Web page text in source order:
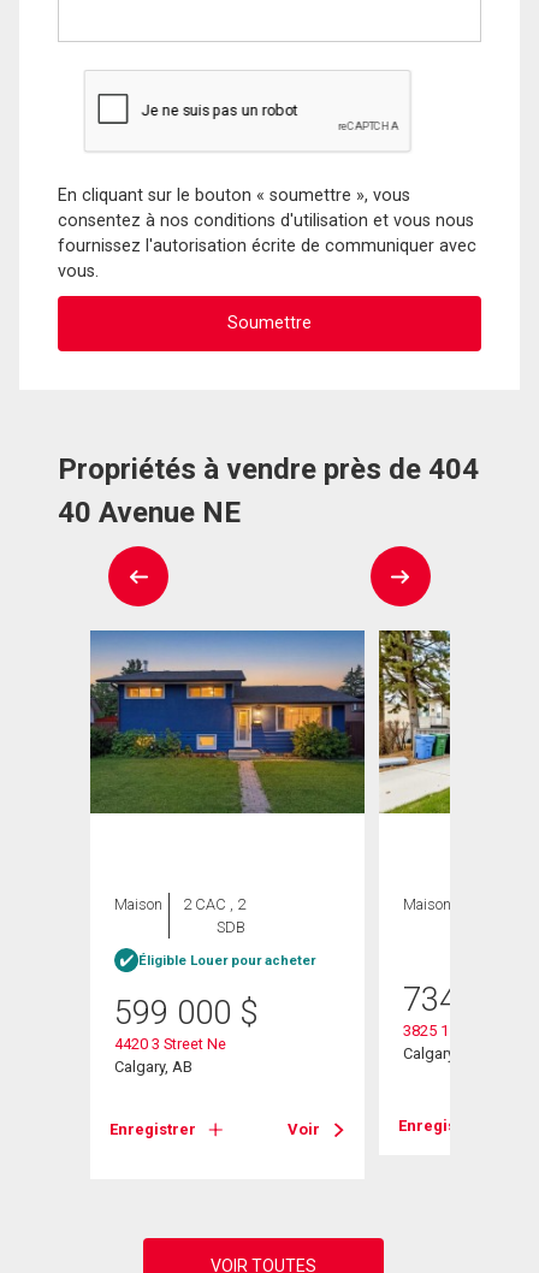
En cliquant sur le bouton « soumettre », vous
consentez à nos conditions d'utilisation et vous nous
fournissez l'autorisation écrite de communiquer avec
vous.
Propriétés à vendre près de 404
40 Avenue NE
Maison
2 CAC , 2
SDB
Éligible Louer pour acheter
599 000 $
4420 3 Street Ne
Calgary, AB
Enregistrer Voir
Maison
734 999
3825 1 Street Ne
Calgary, AB
Enregistrer